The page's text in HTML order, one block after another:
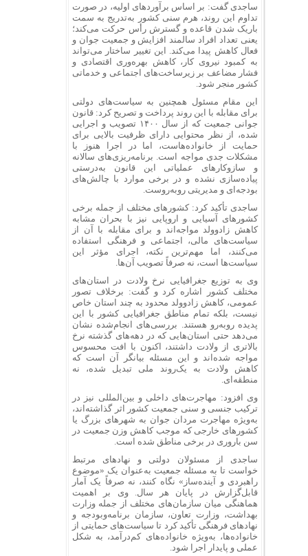
ساجدی گفت: بر اساس برآوردهای اولیه، در صورت
تداوم این روند، هرم سنی کشور به‌تدریج به سمت
باریک شدن قاعده و گسترش رأس حرکت می‌کند؛
یعنی تعداد افراد سالمند افزایش و جمعیت جوان و
فعال کاهش پیدا می‌کند. این تغییر ساختار می‌تواند
به کمبود نیروی کار، کاهش بهره‌وری اقتصادی و
فشار مضاعف بر زیرساخت‌های اجتماعی و خدماتی
کشور منجر شود.
این مقام مسئول همچنین به سیاست‌های دولتی
برای مقابله با این روند پرداخت و تصریح کرد: قانون
جوانی جمعیت که از سال ۱۴۰۰ تصویب و اجرایی
شده، از نظر محتوایی دارای ظرفیت بالایی برای
حمایت از خانواده‌هاست، اما در اجرا هنوز با
مشکلات جدی مواجه است. برنامه‌ریزی‌های سالانه
و سازوکارهای عملیاتی این قانون به‌درستی
پیاده‌سازی نشده و در برخی موارد با چالش‌های
بودجه‌ای و مدیریتی روبه‌روست.
ساجدی تأکید کرد: کشورهای مختلف از جمله برخی
کشورهای آسیایی و اروپایی نیز با بحران مشابه
کاهش زادوولد مواجه‌اند و برای مقابله با آن از
سیاست‌های مالی، اجتماعی و فرهنگی استفاده
می‌کنند، اما مهم‌ترین نکته، اجرای مؤثر این
سیاست‌ها است، نه صرفاً تصویب آن‌ها.
وی به توزیع جغرافیایی نرخ ولادت در استان‌های
مختلف کشور اشاره کرد و گفت: برخلاف تصور
عمومی، کاهش زادوولد محدود به چند استان خاص
نیست، بلکه تمام مناطق جغرافیایی کشور با این
پدیده روبه‌رو هستند. بررسی‌های انجام‌شده نشان
می‌دهد حتی استان‌هایی که در دهه‌های گذشته نرخ
بالاتری از ولادت داشتند، اکنون با افت محسوس
مواجه شده‌اند و این مسئله بیانگر آن است که
کاهش ولادت به یک‌روند ملی تبدیل شده، نه
منطقه‌ای.
وی افزود: مهاجرت‌های داخلی و بین‌المللی نیز در
ترکیب جنسی و سنی جمعیت کشور اثر گذاشته‌اند،
به‌ویژه مهاجرت مردان جوان به شهرهای بزرگ یا
کشورهای خارجی که موجب کاهش وزن جمعیت در
سن باروری در برخی مناطق شده است.
ساجدی از مسئولان دولتی و نهادهای مرتبط
خواست تا به مسئله جمعیت به‌عنوان یک «موضوع
راهبردی و آینده‌ساز» نگاه کنند، نه صرفاً یک آمار
قابل‌گزارش در پایان هر سال. وی بر اهمیت
هماهنگی میان سازمان‌های مختلف از جمله وزارت
بهداشت، وزارت تعاون، سازمان برنامه‌وبودجه و
نهادهای فرهنگی تأکید کرد تا سیاست‌های حمایتی از
خانواده‌ها، به‌ویژه خانواده‌های کم‌درآمد، به شکل
عملی و پایدار اجرا شود.